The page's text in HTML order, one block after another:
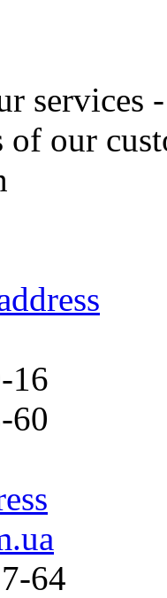
services
of our
16
60
64